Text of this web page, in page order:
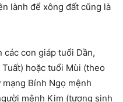
lành để xông đất cũng là
các con giáp tuổi Dần,
hoặc tuổi Mùi (theo
Bính Ngọ mệnh
mệnh Kim (tương sinh